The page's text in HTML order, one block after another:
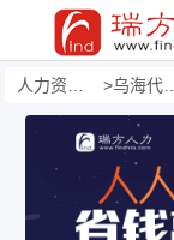
乌海代发工资